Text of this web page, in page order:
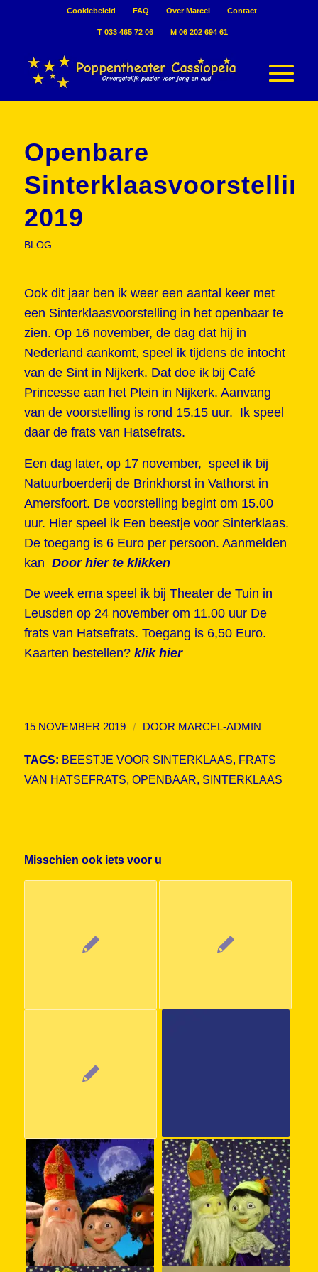
Cookiebeleid FAQ Over Marcel Contact
T 033 465 72 06 M 06 202 694 61
Openbare
2019
BLOG
Ook dit jaar ben ik weer een aantal keer met
een Sinterklaasvoorstelling in het openbaar te
zien. Op 16 november, de dag dat hij in
Nederland aankomt, speel ik tijdens de intocht
van de Sint in Nijkerk. Dat doe ik bij Café
Princesse aan het Plein in Nijkerk. Aanvang
van de voorstelling is rond 15.15 uur. Ik speel
daar de frats van Hatsefrats.
Een dag later, op 17 november, speel ik bij
Natuurboerderij de Brinkhorst in Vathorst in
Amersfoort. De voorstelling begint om 15.00
uur. Hier speel ik Een beestje voor Sinterklaas.
De toegang is 6 Euro per persoon. Aanmelden
kan Door hier te klikken
De week erna speel ik bij Theater de Tuin in
Leusden op 24 november om 11.00 uur De
frats van Hatsefrats. Toegang is 6,50 Euro.
Kaarten bestellen?klik hier
15 NOVEMBER 2019 / DOOR MARCEL-ADMIN
TAGS: BEESTJE VOOR SINTERKLAAS, FRATS
VAN HATSEFRATS, OPENBAAR, SINTERKLAAS
Misschien ook iets voor u